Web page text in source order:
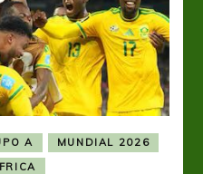
A
MUNDIAL 2026